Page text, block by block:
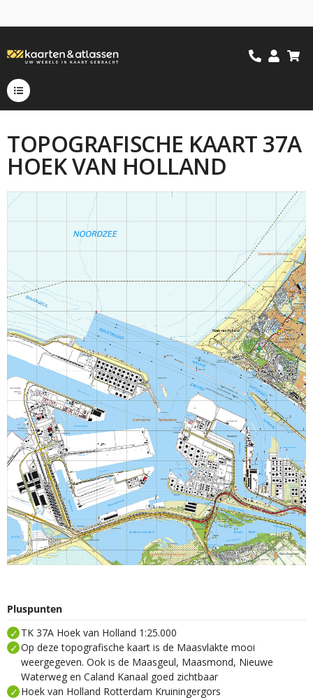
TOPOGRAFISCHE KAART 37A
HOEK VAN HOLLAND
Pluspunten
TK 37A Hoek van Holland 1:25.000
Op deze topografische kaart is de Maasvlakte mooi
weergegeven. Ook is de Maasgeul, Maasmond, Nieuwe
Waterweg en Caland Kanaal goed zichtbaar
Hoek van Holland Rotterdam Kruiningergors